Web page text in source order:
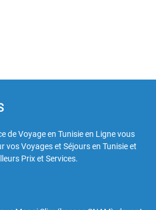
de Voyage en Tunisie en Ligne vous
vos Voyages et Séjours en Tunisie et
Prix et Services.